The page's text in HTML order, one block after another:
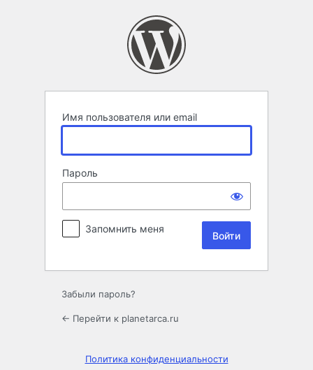
Имя пользователя или email
Пароль
Запомнить меня
Забыли пароль?
← Перейти к planetarca.ru
Политика конфиденциальности